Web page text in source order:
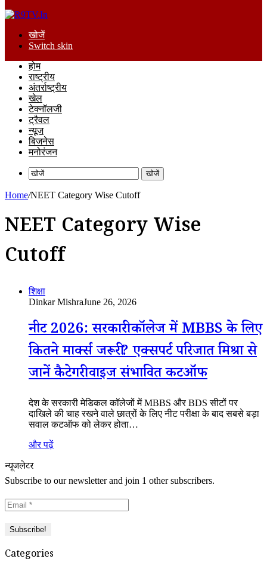
खोजें
Switch skin
होम
राष्ट्रीय
अंतर्राष्ट्रीय
खेल
टेक्नॉलजी
ट्रैवल
न्यूज
बिजनेस
मनोरंजन
खोजें
Home/NEET Category Wise Cutoff
NEET Category Wise
Cutoff
शिक्षा
Dinkar MishraJune 26, 2026
नीट 2026: सरकारी कॉलेज में MBBS के लिए
कितने मार्क्स जरूरी? एक्सपर्ट परिजात मिश्रा से
जानें कैटेगरी वाइज संभावित कटऑफ
देश के सरकारी मेडिकल कॉलेजों में MBBS और BDS सीटों पर
दाखिले की चाह रखने वाले छात्रों के लिए नीट परीक्षा के बाद सबसे बड़ा
सवाल कटऑफ को लेकर होता…
और पढ़ें
न्यूजलेटर
Subscribe to our newsletter and join 1 other subscribers.
Categories